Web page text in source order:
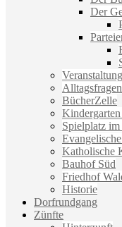
Der
Alltagsfragen
BücherZelle
Spielplatz
Katholische
Bauhof Süd
Friedhof
Historie
Dorfrundgang
Zünfte